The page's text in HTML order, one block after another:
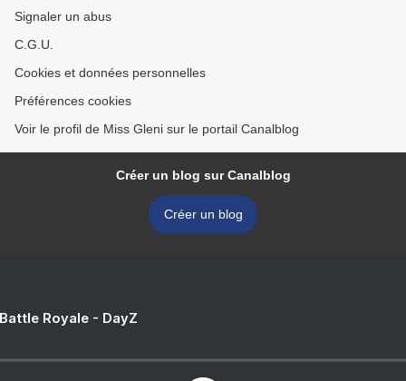
Signaler un abus
C.G.U.
Cookies et données personnelles
Préférences cookies
Voir le profil de Miss Gleni sur le portail Canalblog
Créer un blog sur Canalblog
Créer un blog
Royale - DayZ